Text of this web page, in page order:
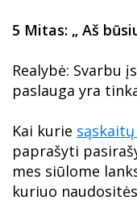
5 Mitas: „ Aš
Realybė: Svarbu
paslauga yra
Kai kurie
paprašyti
mes siūlome
kuriuo